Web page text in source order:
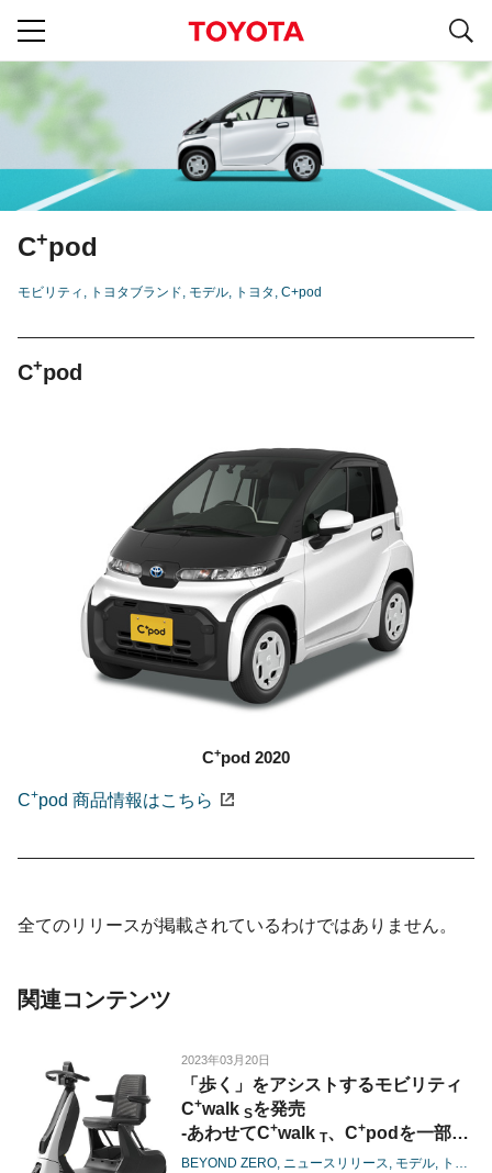
C+pod
モビリティ トヨタブランド モデル トヨタ C+pod
C+pod
C+pod 2020
C+pod 商品情報はこちら
全てのリリースが掲載されているわけではありません。
関連コンテンツ
2023年03月20日
「歩く」をアシストするモビリティ
C+walkSを発売
-あわせてC+walkT、C+podを一部改
良-
BEYOND ZERO ニュースリリース モデル トヨタ